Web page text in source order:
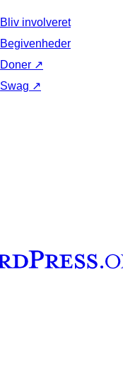
Bliv involveret
Begivenheder
Doner ↗
Swag ↗